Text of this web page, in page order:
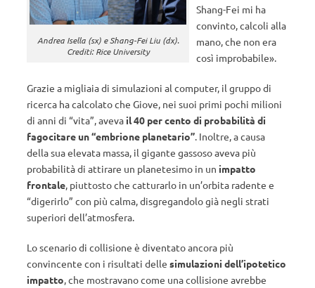
Andrea Isella (sx) e Shang-Fei Liu (dx).
Crediti: Rice University
Shang-Fei mi ha
convinto, calcoli alla
mano, che non era
così improbabile».
Grazie a migliaia di simulazioni al computer, il gruppo di
ricerca ha calcolato che Giove, nei suoi primi pochi milioni
di anni di “vita”, aveva il 40 per cento di probabilità di
fagocitare un “embrione planetario”. Inoltre, a causa
della sua elevata massa, il gigante gassoso aveva più
probabilità di attirare un planetesimo in un impatto
frontale, piuttosto che catturarlo in un’orbita radente e
“digerirlo” con più calma, disgregandolo già negli strati
superiori dell’atmosfera.
Lo scenario di collisione è diventato ancora più
convincente con i risultati delle simulazioni dell’ipotetico
impatto, che mostravano come una collisione avrebbe